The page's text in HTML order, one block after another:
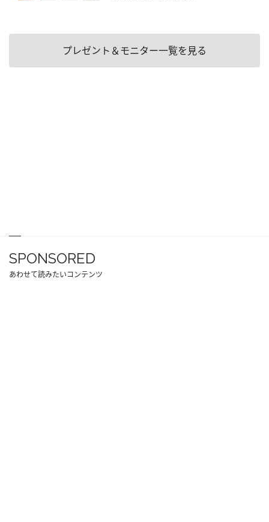
プレゼント＆モニター一覧を見る
SPONSORED
あわせて読みたいコンテンツ